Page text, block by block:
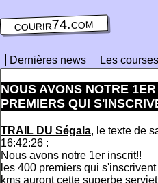
courir74.com
Dernières news Les courses
NOUS AVONS NOTRE
PREMIERS QUI
TRAIL DU Ségala, le texte de
16:42:26 :
Nous avons notre 1er inscrit!!
les 400 premiers qui
kms auront cette superbe